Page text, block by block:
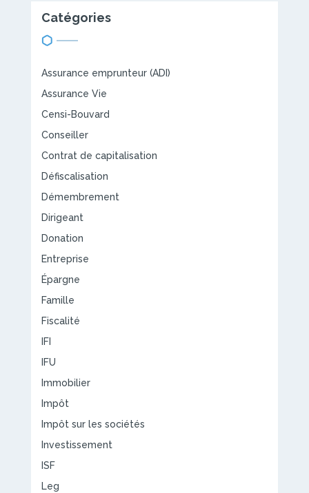
Catégories
Assurance emprunteur (ADI)
Assurance Vie
Censi-Bouvard
Conseiller
Contrat de capitalisation
Défiscalisation
Démembrement
Dirigeant
Donation
Entreprise
Épargne
Famille
Fiscalité
IFI
IFU
Immobilier
Impôt
Impôt sur les sociétés
Investissement
ISF
Leg